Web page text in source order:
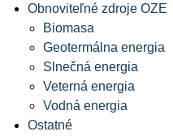
Obnoviteľné zdroje OZE
Biomasa
Geotermálna energia
Slnečná energia
Veterná energia
Vodná energia
Ostatné